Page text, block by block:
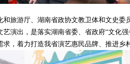
游厅、湖南省政协文教卫体和文史委
演出，是落实湖南省委、省政府“文化强
，着力打造我省演艺惠民品牌、推进乡